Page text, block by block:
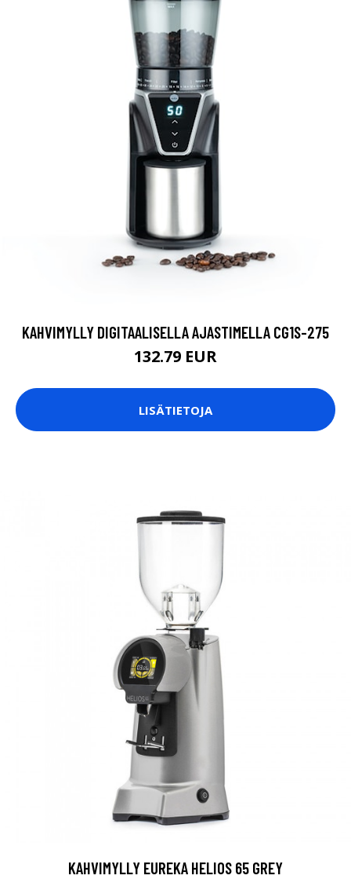
KAHVIMYLLY DIGITAALISELLA AJASTIMELLA CG1S-275
132.79 EUR
LISÄTIETOJA
KAHVIMYLLY EUREKA HELIOS 65 GREY